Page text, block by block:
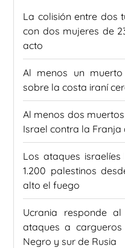
La colisión entre dos
con dos mujeres de
acto
Al menos un
sobre la costa iraní
Al menos dos
Israel contra la Franja
Los ataques
1.200 palestinos
alto el fuego
Ucrania responde
ataques a
Negro y sur de Rusia